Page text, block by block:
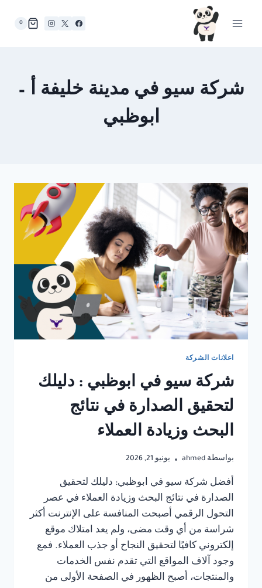
0
شركة سيو في مدينة خليفة أ –
ابوظبي
اعلانات الشركة
شركة سيو في ابوظبي : دليلك
لتحقيق الصدارة في نتائج
البحث وزيادة العملاء
بواسطة ahmed يونيو 21, 2026
أفضل شركة سيو في ابوظبي: دليلك لتحقيق
الصدارة في نتائج البحث وزيادة العملاء في عصر
التحول الرقمي أصبحت المنافسة على الإنترنت أكثر
شراسة من أي وقت مضى، ولم يعد امتلاك موقع
إلكتروني كافيًا لتحقيق النجاح أو جذب العملاء. فمع
وجود آلاف المواقع التي تقدم نفس الخدمات
والمنتجات، أصبح الظهور في الصفحة الأولى من